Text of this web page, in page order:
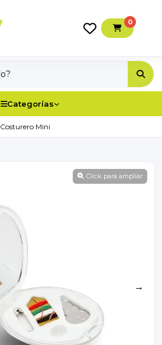
0
Categorías
Costurero Mini
Click para ampliar
→